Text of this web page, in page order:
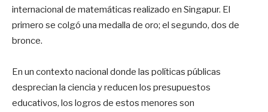
internacional de matemáticas realizado en Singapur. El
primero se colgó una medalla de oro; el segundo, dos de
bronce.
En un contexto nacional donde las políticas públicas
desprecian la ciencia y reducen los presupuestos
educativos, los logros de estos menores son